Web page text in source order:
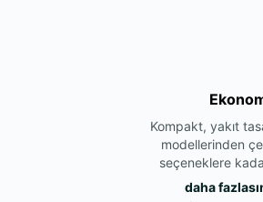
Kompakt, yakıt
modellerinden
seçeneklere
daha